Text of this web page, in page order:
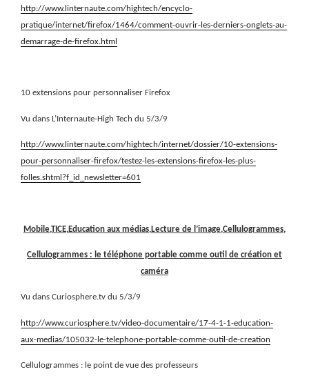
http://www.linternaute.com/hightech/encyclo-
pratique/internet/firefox/1464/comment-ouvrir-les-derniers-onglets-au-
demarrage-de-firefox.html
10 extensions pour personnaliser Firefox
Vu dans L’Internaute-High Tech du 5/3/9
http://www.linternaute.com/hightech/internet/dossier/10-extensions-
pour-personnaliser-firefox/testez-les-extensions-firefox-les-plus-
folles.shtml?f_id_newsletter=601
Mobile,TICE,Education aux médias,Lecture de l’image,Cellulogrammes,
Cellulogrammes : le téléphone portable comme outil de création et
caméra
Vu dans Curiosphere.tv du 5/3/9
http://www.curiosphere.tv/video-documentaire/17-4-1-1-education-
aux-medias/105032-le-telephone-portable-comme-outil-de-creation
Cellulogrammes : le point de vue des professeurs